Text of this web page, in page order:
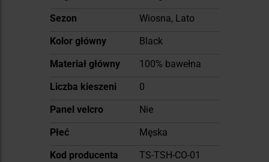
Sezon
Wiosna, Lato
Kolor główny
Black
Materiał główny
100% bawełna
Liczba kieszeni
0
Panel velcro
Nie
Płeć
Męska
Kod producenta
TS-TSH-CO-01